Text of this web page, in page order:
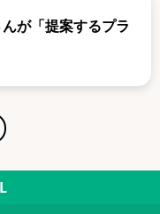
んが「提案するプラ